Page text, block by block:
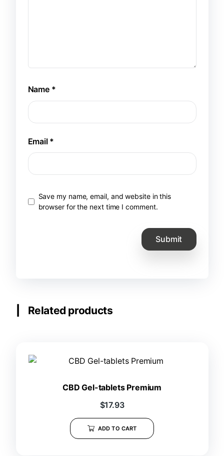
Name *
Email *
Save my name, email, and website in this
browser for the next time I comment.
Related products
CBD Gel-tablets Premium
$17.93
ADD TO CART